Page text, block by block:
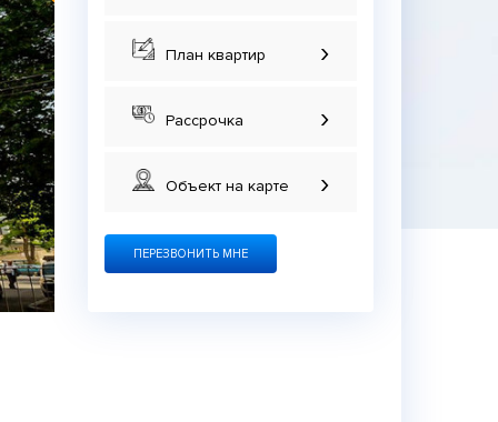
План квартир ›
Рассрочка ›
Объект на карте ›
ПЕРЕЗВОНИТЬ МНЕ